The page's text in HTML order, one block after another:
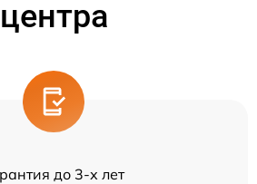
центра
до 3-х лет